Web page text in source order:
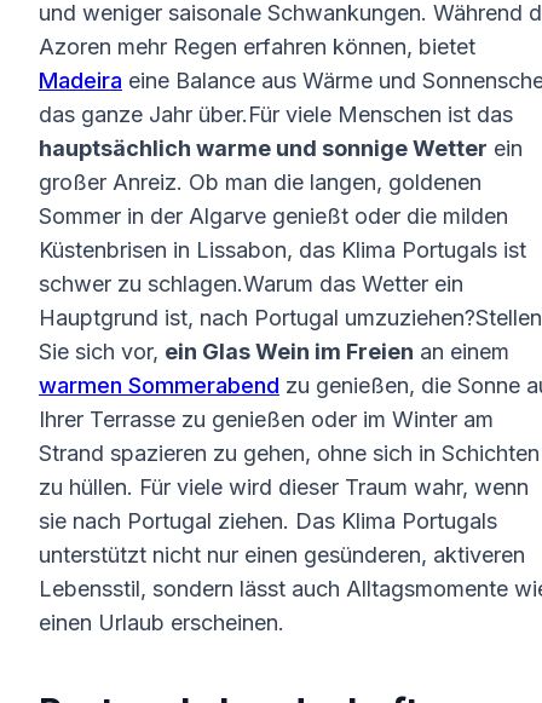
und weniger saisonale Schwankungen. Während
Azoren mehr Regen erfahren können, bietet
Madeira eine Balance aus Wärme und
das ganze Jahr über.Für viele Menschen ist das
hauptsächlich warme und sonnige Wetter ein
großer Anreiz. Ob man die langen, goldenen
Sommer in der Algarve genießt oder die milden
Küstenbrisen in Lissabon, das Klima Portugals ist
schwer zu schlagen.Warum das Wetter ein
Hauptgrund ist, nach Portugal umzuziehen?Stellen
Sie sich vor, ein Glas Wein im Freien an einem
warmen Sommerabend zu genießen, die Sonne
Ihrer Terrasse zu genießen oder im Winter am
Strand spazieren zu gehen, ohne sich in Schichten
zu hüllen. Für viele wird dieser Traum wahr, wenn
sie nach Portugal ziehen. Das Klima Portugals
unterstützt nicht nur einen gesünderen, aktiveren
Lebensstil, sondern lässt auch Alltagsmomente
einen Urlaub erscheinen.